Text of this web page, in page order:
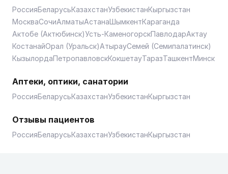
РоссияБеларусьКазахстанУзбекистанКыргызстан
МоскваСочиАлматыАстанаШымкентКараганда
Актобе (Актюбинск)Усть-КаменогорскПавлодарАктау
КостанайОрал (Уральск)АтырауСемей (Семипалатинск)
КызылордаПетропавловскКокшетауТаразТашкентМинск
Аптеки, оптики, санатории
РоссияБеларусьКазахстанУзбекистанКыргызстан
Отзывы пациентов
РоссияБеларусьКазахстанУзбекистанКыргызстан